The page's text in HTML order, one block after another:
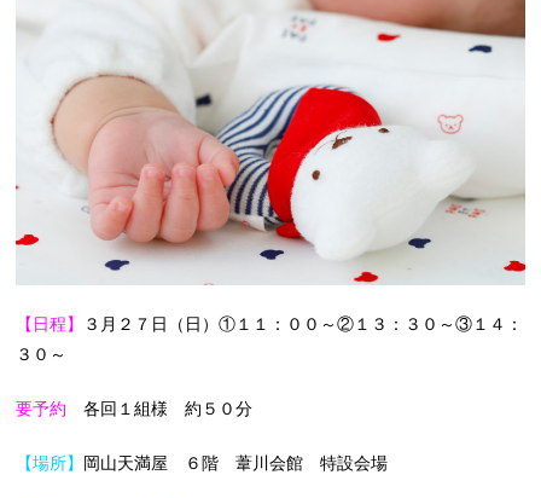
【日程】
３月２７日（日）①１１：００～②１３：３０～③１４：
３０～
要予約各回１組様 約５０分
【場所】 岡山天満屋 ６階 葦川会館 特設会場